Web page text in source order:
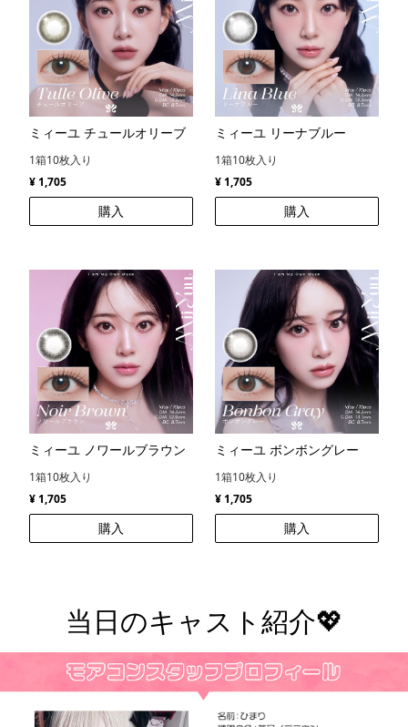
ミィーユ チュールオリーブ
1箱10枚入り
¥ 1,705
購入
ミィーユ リーナブルー
1箱10枚入り
¥ 1,705
購入
ミィーユ ノワールブラウン
1箱10枚入り
¥ 1,705
購入
ミィーユ ボンボングレー
1箱10枚入り
¥ 1,705
購入
当日のキャスト紹介💖